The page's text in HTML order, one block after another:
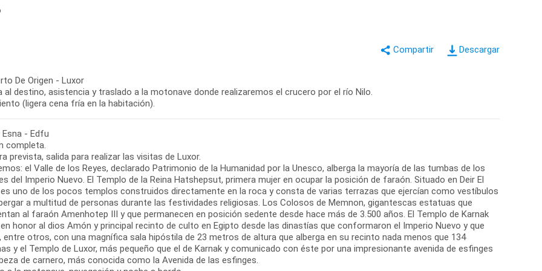
Descargar
De Origen - Luxor
al destino, asistencia y traslado a la motonave donde realizaremos el crucero por el río Nilo.
(ligera cena fría en la habitación).
- Edfu
completa.
prevista, salida para realizar las visitas de Luxor.
el Valle de los Reyes, declarado Patrimonio de la Humanidad por la Unesco, alberga la mayoría de las tumbas de los
del Imperio Nuevo. El Templo de la Reina Hatshepsut, primera mujer en ocupar la posición de faraón. Situado en Deir El
es uno de los pocos templos construidos directamente en la roca y consta de varias terrazas que ejercían como vestíbulos
a multitud de personas durante las festividades religiosas. Los Colosos de Memnon, gigantescas estatuas que
al faraón Amenhotep III y que permanecen en posición sedente desde hace más de 3.500 años. El Templo de Karnak
honor al dios Amón y principal recinto de culto en Egipto desde las dinastías que conformaron el Imperio Nuevo y que
entre otros, con una magnífica sala hipóstila de 23 metros de altura que alberga en su recinto nada menos que 134
y el Templo de Luxor, más pequeño que el de Karnak y comunicado con éste por una impresionante avenida de esfinges
de carnero, más conocida como la Avenida de las esfinges.